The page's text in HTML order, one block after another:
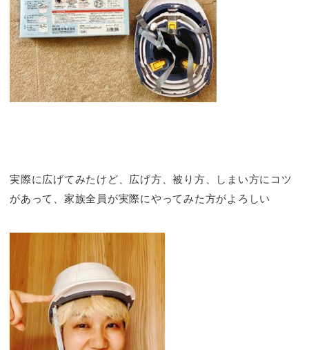
実際に広げてみたけど、広げ方、被り方、しまい方にコツ
があって、家族全員が実際にやってみた方がよろしい